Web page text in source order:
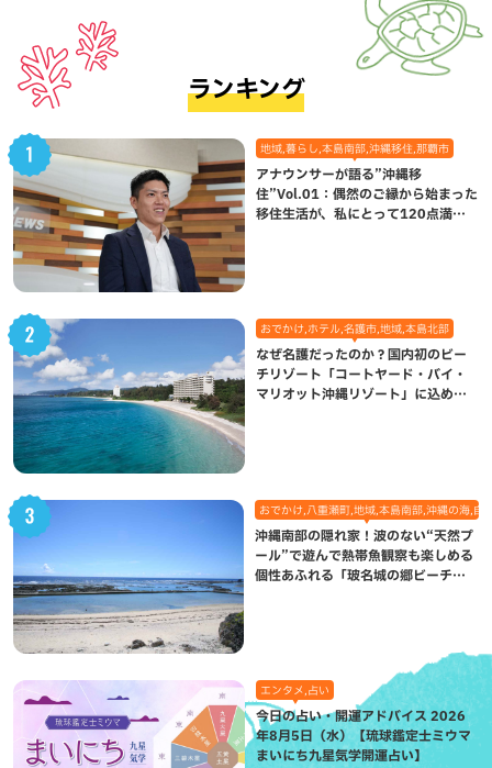
ランキング
地域,暮らし,本島南部,沖縄移住,那覇市
アナウンサーが語る”沖縄移
住”Vol.01：偶然のご縁から始まった
移住生活が、私にとって120点満点
おでかけ,ホテル,名護市,地域,本島北部
なぜ名護だったのか？国内初のビー
チリゾート「コートヤード・バイ・
マリオット沖縄リゾート」に込めら
おでかけ,八重瀬町,地域,本島南部,沖縄の海,自
沖縄南部の隠れ家！波のない“天然プ
ール”で遊んで熱帯魚観察も楽しめる
個性あふれる「玻名城の郷ビーチ」
エンタメ,占い
今日の占い・開運アドバイス 2026
年8月5日（水）【琉球鑑定士ミウマ
まいにち九星気学開運占い】